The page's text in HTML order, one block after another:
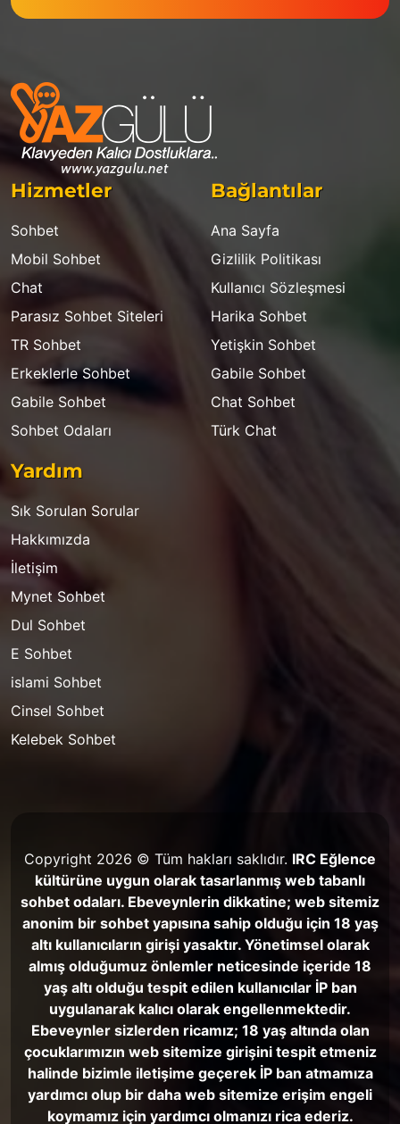
Hizmetler
Sohbet
Mobil Sohbet
Chat
Parasız Sohbet Siteleri
TR Sohbet
Erkeklerle Sohbet
Gabile Sohbet
Sohbet Odaları
Bağlantılar
Ana Sayfa
Gizlilik Politikası
Kullanıcı Sözleşmesi
Harika Sohbet
Yetişkin Sohbet
Gabile Sohbet
Chat Sohbet
Türk Chat
Yardım
Sık Sorulan Sorular
Hakkımızda
İletişim
Mynet Sohbet
Dul Sohbet
E Sohbet
islami Sohbet
Cinsel Sohbet
Kelebek Sohbet
Copyright 2026 © Tüm hakları saklıdır. IRC Eğlence
kültürüne uygun olarak tasarlanmış web tabanlı
sohbet odaları. Ebeveynlerin dikkatine; web sitemiz
anonim bir sohbet yapısına sahip olduğu için 18 yaş
altı kullanıcıların girişi yasaktır. Yönetimsel olarak
almış olduğumuz önlemler neticesinde içeride 18
yaş altı olduğu tespit edilen kullanıcılar İP ban
uygulanarak kalıcı olarak engellenmektedir.
Ebeveynler sizlerden ricamız; 18 yaş altında olan
çocuklarımızın web sitemize girişini tespit etmeniz
halinde bizimle iletişime geçerek İP ban atmamıza
yardımcı olup bir daha web sitemize erişim engeli
koymamız için yardımcı olmanızı rica ederiz.